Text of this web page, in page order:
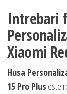
Intrebari
Xiaomi
Husa
15 Pro Plus este